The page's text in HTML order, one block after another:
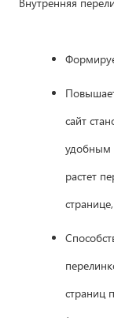
сайт
удобным
растет
страниц